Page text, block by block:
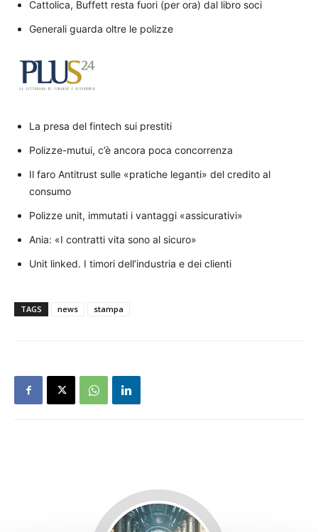
Cattolica, Buffett resta fuori (per ora) dal libro soci
Generali guarda oltre le polizze
La presa del fintech sui prestiti
Polizze-mutui, c’è ancora poca concorrenza
Il faro Antitrust sulle «pratiche leganti» del credito al
consumo
Polizze unit, immutati i vantaggi «assicurativi»
Ania: «I contratti vita sono al sicuro»
Unit linked. I timori dell’industria e dei clienti
TAGS news stampa